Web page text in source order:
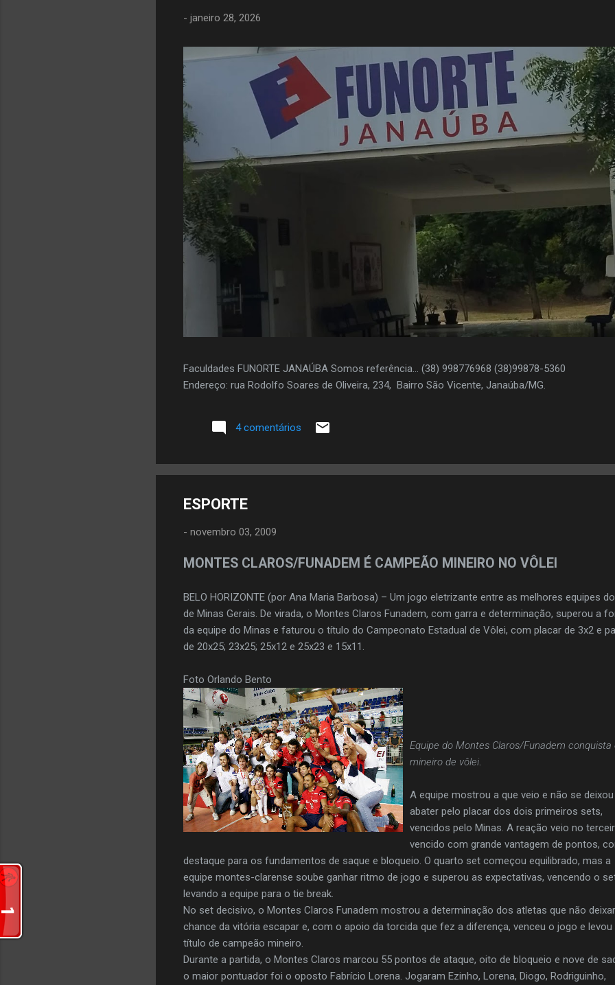
- janeiro 28, 2026
Faculdades FUNORTE JANAÚBA Somos referência... (38) 998776968 (38)99878-5360
Endereço: rua Rodolfo Soares de Oliveira, 234, Bairro São Vicente, Janaúba/MG.
4 comentários
ESPORTE
- novembro 03, 2009
MONTES CLAROS/FUNADEM É CAMPEÃO MINEIRO NO VÔLEI
BELO HORIZONTE (por Ana Maria Barbosa) – Um jogo eletrizante entre as melhores equipes
de Minas Gerais. De virada, o Montes Claros Funadem, com garra e determinação, superou a
da equipe do Minas e faturou o título do Campeonato Estadual de Vôlei, com placar de 3x2 e
de 20x25; 23x25; 25x12 e 25x23 e 15x11.
Foto Orlando Bento
Equipe do Montes Claros/Funadem conquista
mineiro de vôlei.
A equipe mostrou a que veio e não se deixou
abater pelo placar dos dois primeiros sets,
vencidos pelo Minas. A reação veio no
vencido com grande vantagem de pontos,
destaque para os fundamentos de saque e bloqueio. O quarto set começou equilibrado, mas a
equipe montes-clarense soube ganhar ritmo de jogo e superou as expectativas, vencendo o
levando a equipe para o tie break.
No set decisivo, o Montes Claros Funadem mostrou a determinação dos atletas que não
chance da vitória escapar e, com o apoio da torcida que fez a diferença, venceu o jogo e levou
título de campeão mineiro.
Durante a partida, o Montes Claros marcou 55 pontos de ataque, oito de bloqueio e nove de
o maior pontuador foi o oposto Fabrício Lorena. Jogaram Ezinho, Lorena, Diogo, Rodriguinho,